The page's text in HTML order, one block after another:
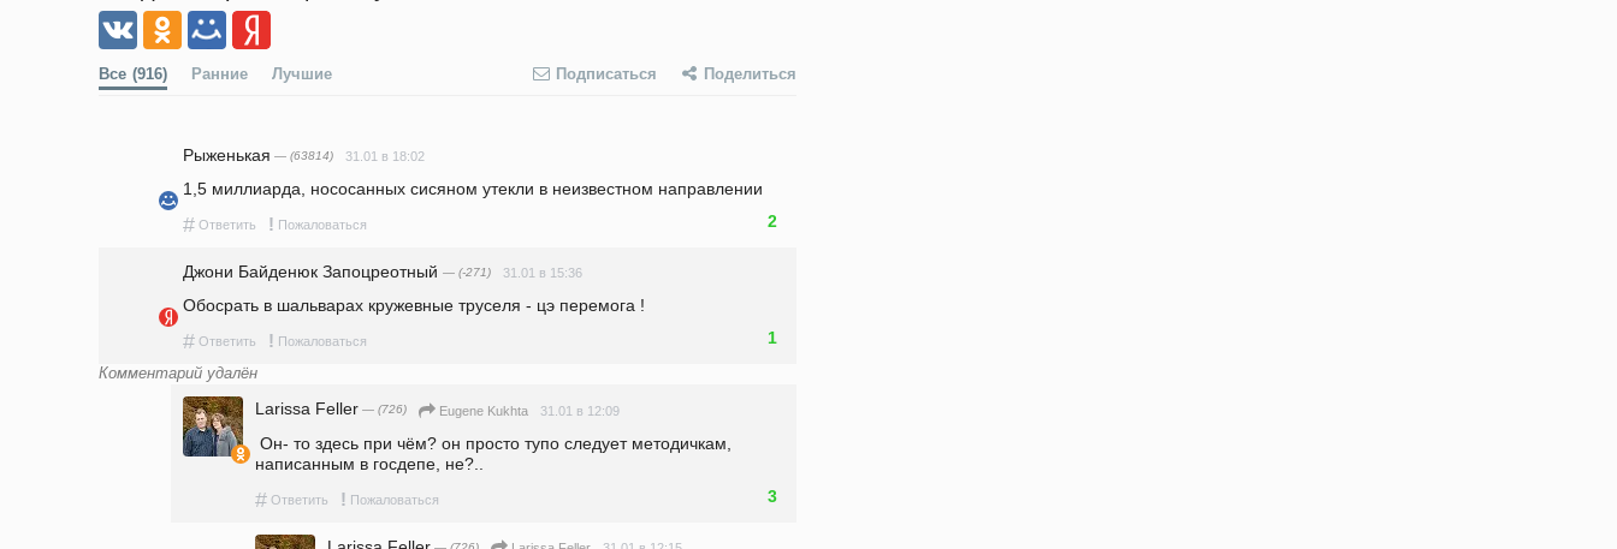
Все (916) Ранние Лучшие Подписаться Поделиться
Рыженькая — (63814) 31.01 в 18:02
1,5 миллиарда, нососанных сисяном утекли в неизвестном направлении
# Ответить ! Пожаловаться 2
Джони Байденюк Запоцреотный — (-271) 31.01 в 15:36
Обосрать в шальварах кружевные труселя - цэ перемога !
# Ответить ! Пожаловаться 1
Комментарий удалён
Larissa Feller — (726) Eugene Kukhta 31.01 в 12:09
написанным в госдепе, не?..
# Ответить ! Пожаловаться 3